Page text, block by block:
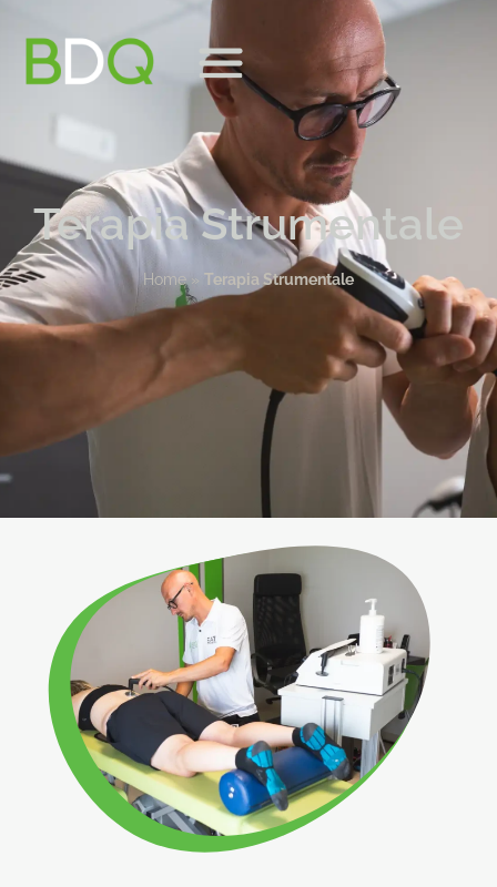
Terapia Strumentale
Home » Terapia Strumentale